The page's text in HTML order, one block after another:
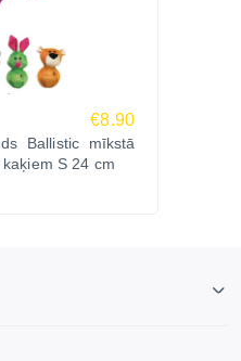
€8.90
Ballistic mīkstā
S 24 cm